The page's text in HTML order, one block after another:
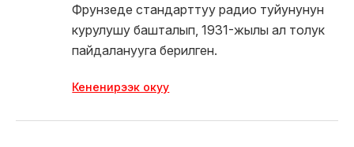
Фрунзеде стандарттуу радио туйунунун
курулушу башталып, 1931-жылы ал толук
пайдаланууга берилген.
Совет бийлигинин жылдарында Кыргыз
албетте зор роль ойногон. Ал массалык
Кененирээк окуу